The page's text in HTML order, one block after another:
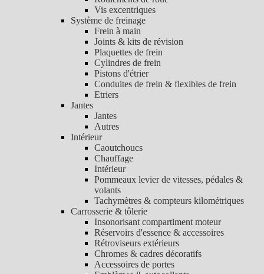
Vis excentriques
Système de freinage
Frein à main
Joints & kits de révision
Plaquettes de frein
Cylindres de frein
Pistons d'étrier
Conduites de frein & flexibles de frein
Etriers
Jantes
Jantes
Autres
Intérieur
Caoutchoucs
Chauffage
Intérieur
Pommeaux levier de vitesses, pédales &
volants
Tachymètres & compteurs kilométriques
Carrosserie & tôlerie
Insonorisant compartiment moteur
Réservoirs d'essence & accessoires
Rétroviseurs extérieurs
Chromes & cadres décoratifs
Accessoires de portes